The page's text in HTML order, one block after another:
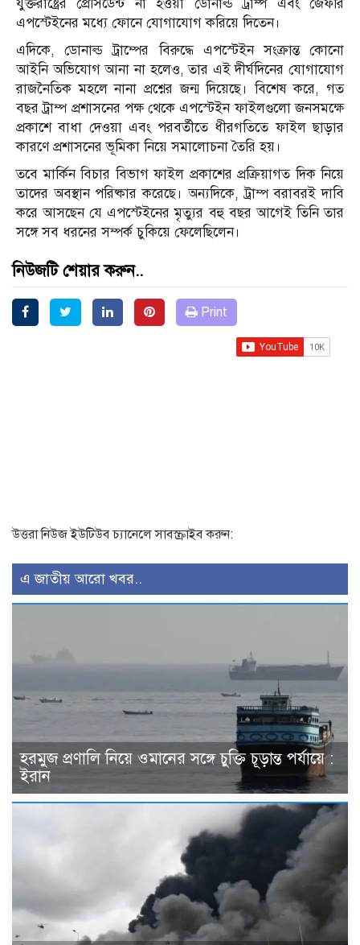
যুক্তরাষ্ট্রের প্রেসিডেন্ট না হওয়া ডোনাল্ড ট্রাম্প এবং জেফরি
এপস্টেইনের মধ্যে ফোনে যোগাযোগ করিয়ে দিতেন।
এদিকে, ডোনাল্ড ট্রাম্পের বিরুদ্ধে এপস্টেইন সংক্রান্ত কোনো
আইনি অভিযোগ আনা না হলেও, তার এই দীর্ঘদিনের যোগাযোগ
রাজনৈতিক মহলে নানা প্রশ্নের জন্ম দিয়েছে। বিশেষ করে, গত
বছর ট্রাম্প প্রশাসনের পক্ষ থেকে এপস্টেইন ফাইলগুলো জনসমক্ষে
প্রকাশে বাধা দেওয়া এবং পরবর্তীতে ধীরগতিতে ফাইল ছাড়ার
কারণে প্রশাসনের ভূমিকা নিয়ে সমালোচনা তৈরি হয়।
তবে মার্কিন বিচার বিভাগ ফাইল প্রকাশের প্রক্রিয়াগত দিক নিয়ে
তাদের অবস্থান পরিষ্কার করেছে। অন্যদিকে, ট্রাম্প বরাবরই দাবি
করে আসছেন যে এপস্টেইনের মৃত্যুর বহু বছর আগেই তিনি তার
সঙ্গে সব ধরনের সম্পর্ক চুকিয়ে ফেলেছিলেন।
নিউজটি শেয়ার করুন..
Print
উত্তরা নিউজ ইউটিউব চ্যানেলে সাবস্ক্রাইব করুন:
এ জাতীয় আরো খবর..
হরমুজ প্রণালি নিয়ে ওমানের সঙ্গে চুক্তি চূড়ান্ত পর্যায়ে :
ইরান